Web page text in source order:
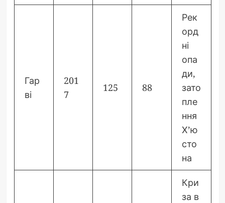
Гар
ві
201
7
125 88
Рек
орд
ні
опа
ди,
зато
пле
ння
Х’ю
сто
на
Кри
за в